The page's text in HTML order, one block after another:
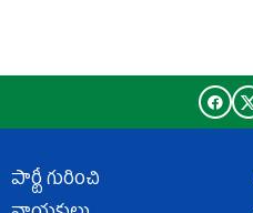
పార్టీ గురించి